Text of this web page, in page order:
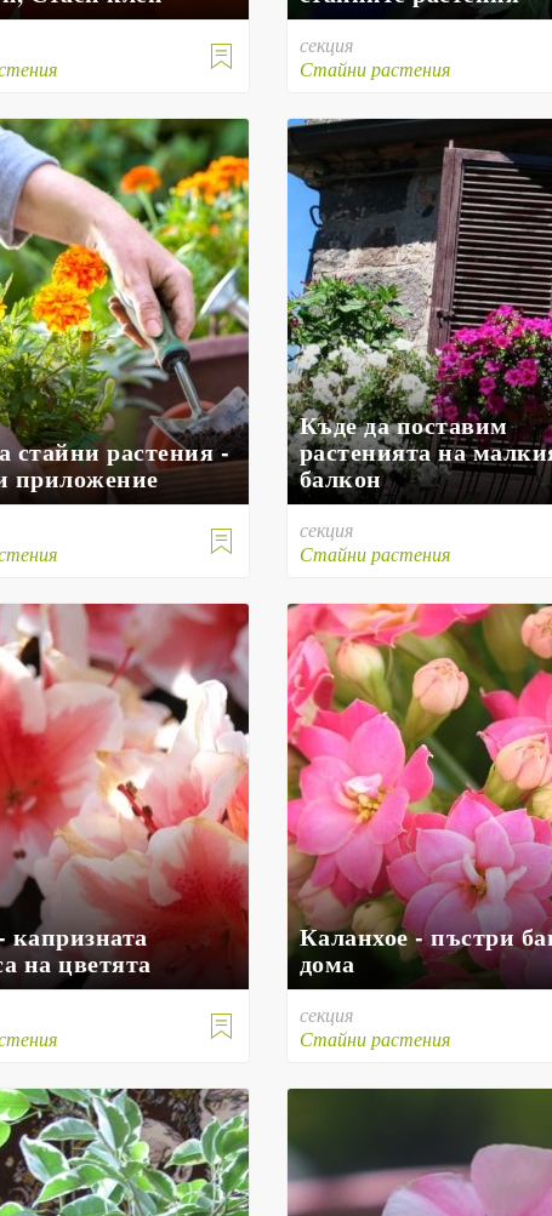

секция
Стайни растения
стайни растения -
приложение

Къде да поставим
растенията на
балкон
секция
Стайни растения
капризната
на цветята

Каланхое - пъстри
дома
секция
Стайни растения